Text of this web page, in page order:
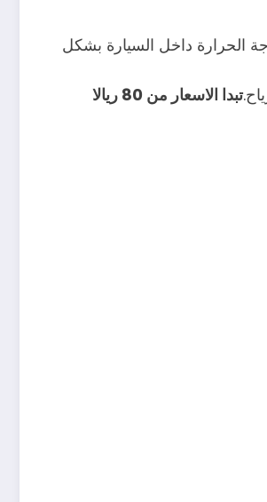
الحرارة داخل السيارة بشكل
تبدا الاسعار من 80 ريالا